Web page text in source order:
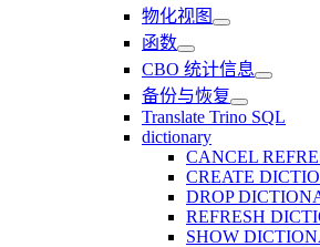
物化视图
函数
CBO 统计信息
备份与恢复
Translate Trino SQL
dictionary
CANCEL
CREATE
DROP
REFRESH
SHOW